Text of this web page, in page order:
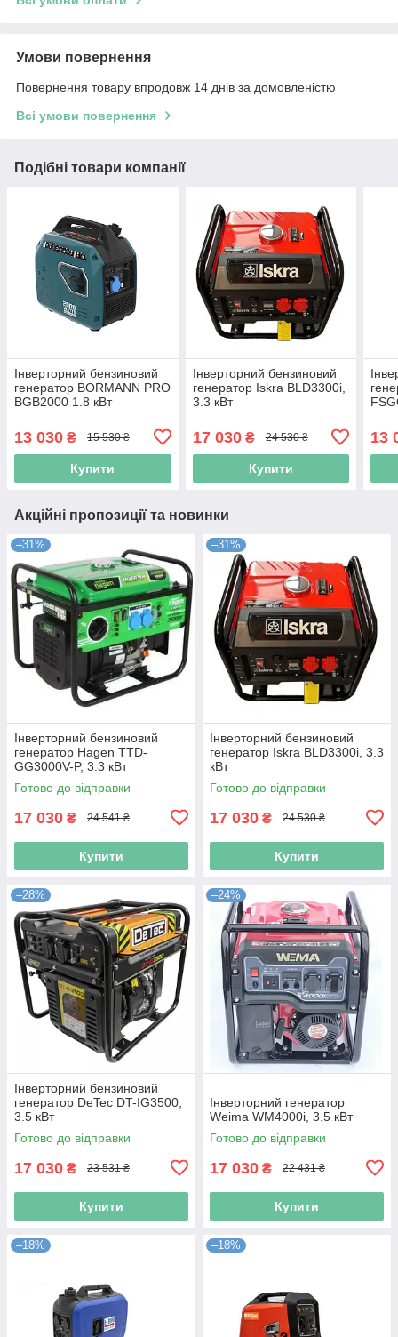
Умови повернення
Повернення товару впродовж 14 днів за домовленістю
Всі умови повернення
Подібні товари компанії
Інверторний бензиновий
генератор BORMANN PRO
BGB2000 1.8 кВт
13 030 ₴ 15 530 ₴
Купити
Інверторний бензиновий
генератор Iskra BLD3300i,
3.3 кВт
17 030₴ 24 530 ₴
Купити
13
Акційні пропозиції та новинки
–31%
Інверторний бензиновий
генератор Hagen TTD-
GG3000V-P, 3.3 кВт
Готово до відправки
17 030 ₴ 24 541 ₴
Купити
–31%
Інверторний бензиновий
генератор Iskra BLD3300i, 3.3
кВт
Готово до відправки
17 030 ₴ 24 530 ₴
Купити
–28%
Інверторний бензиновий
генератор DeTec DT-IG3500,
3.5 кВт
Готово до відправки
17 030 ₴ 23 531 ₴
Купити
–24%
Інверторний генератор
Weima WM4000i, 3.5 кВт
Готово до відправки
17 030 ₴ 22 431 ₴
Купити
–18% –18%